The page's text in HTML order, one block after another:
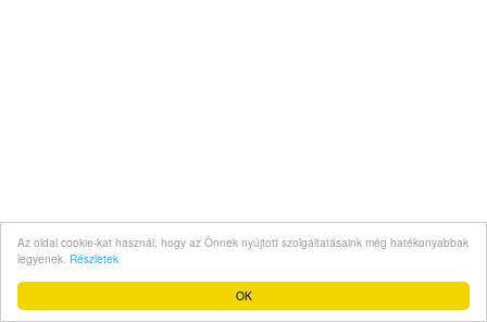
OK
Az oldal cookie-kat használ, hogy az Önnek nyújtott szolgáltatásaink még hatékonyabbak
legyenek. Részletek